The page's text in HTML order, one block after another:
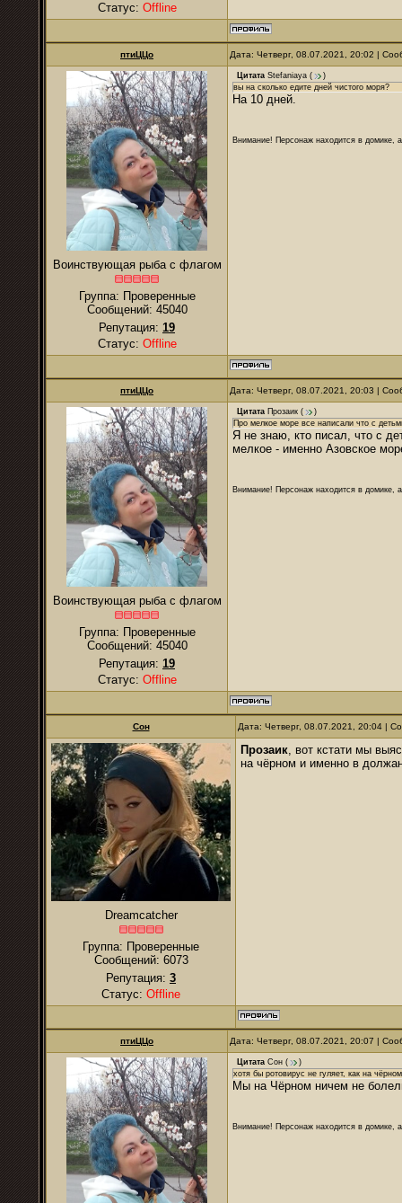
Статус: Offline
птиЦЦо Дата: Четверг, 08.07.2021, 20:02 |
Воинствующая рыба с флагом
Группа: Проверенные
Сообщений: 45040
Репутация: 19
Статус: Offline
Цитата Stefaniaya (
)
вы на сколько едите дней чистого моря?
На 10 дней.
Внимание! Персонаж находится в домике,
птиЦЦо Дата: Четверг, 08.07.2021, 20:03 |
Воинствующая рыба с флагом
Группа: Проверенные
Сообщений: 45040
Репутация: 19
Статус: Offline
Цитата Прозаик (
)
Про мелкое море все написали что с
Я не знаю, кто писал, что с
мелкое - именно Азовское
Внимание! Персонаж находится в домике,
Сон Дата: Четверг, 08.07.2021, 20:04 |
Dreamcatcher
Группа: Проверенные
Сообщений: 6073
Репутация: 3
Статус: Offline
Прозаик, вот кстати мы
на чёрном и именно в
птиЦЦо Дата: Четверг, 08.07.2021, 20:07 |
Цитата Сон (
)
хотя бы ротовирус не гуляет, как на чёрном
Мы на Чёрном ничем не
Внимание! Персонаж находится в домике,